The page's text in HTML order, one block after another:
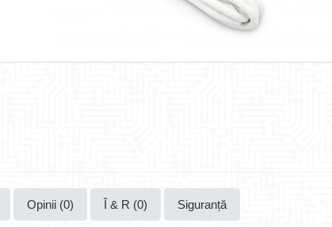
Opinii (0) Î & R (0) Siguranță